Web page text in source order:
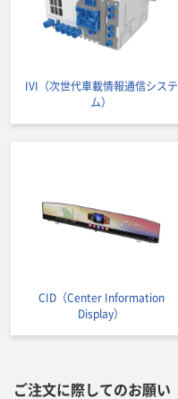
IVI（次世代車載情報通信システ
ム）
CID（Center Information
Display）
ご注文に際してのお願い